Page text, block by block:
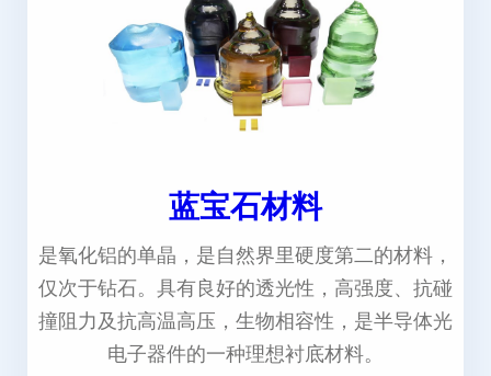
蓝宝石材料
是氧化铝的单晶，是自然界里硬度第二的材料，
仅次于钻石。具有良好的透光性，高强度、抗碰
撞阻力及抗高温高压，生物相容性，是半导体光
电子器件的一种理想衬底材料。